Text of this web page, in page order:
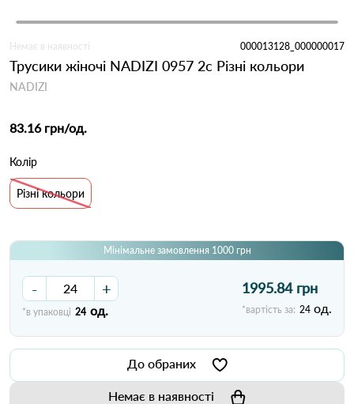
Немає в наявності 000013128_000000017
Трусики жіночі NADIZI 0957 2с Різні кольори
NADIZI
83.16 грн/од.
Колір
Різні кольори
Мінімальне замовлення 1000 грн
- +
*в упаковці 24 од.
1995.84 грн
*вартість за: 24 од.
До обраних
Немає в наявності